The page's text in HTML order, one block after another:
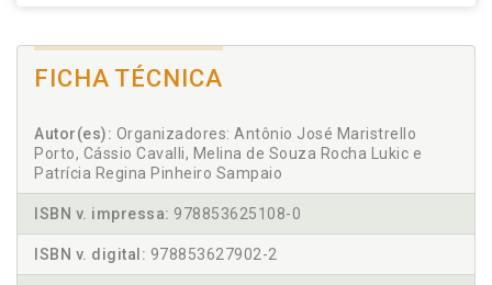
FICHA TÉCNICA
Autor(es): Organizadores: Antônio José Maristrello
Porto, Cássio Cavalli, Melina de Souza Rocha Lukic e
Patrícia Regina Pinheiro Sampaio
ISBN v. impressa: 978853625108-0
ISBN v. digital: 978853627902-2